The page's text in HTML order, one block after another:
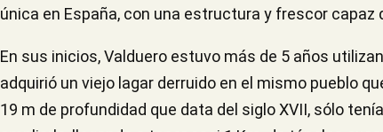
única en España, con una estructura y frescor
En sus inicios, Valduero estuvo más de 5 años
adquirió un viejo lagar derruido en el mismo pueblo
19 m de profundidad que data del siglo XVII, sólo